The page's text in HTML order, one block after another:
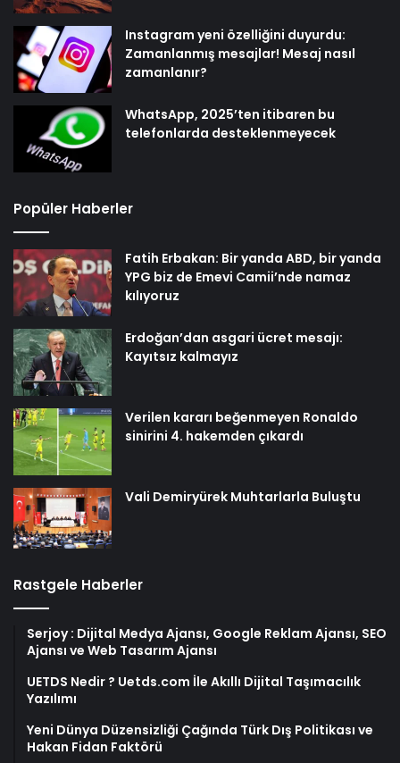
Instagram yeni özelliğini duyurdu:
Zamanlanmış mesajlar! Mesaj nasıl
zamanlanır?
WhatsApp, 2025’ten itibaren bu
telefonlarda desteklenmeyecek
Popüler Haberler
Fatih Erbakan: Bir yanda ABD, bir yanda
YPG biz de Emevi Camii’nde namaz
kılıyoruz
Erdoğan’dan asgari ücret mesajı:
Kayıtsız kalmayız
Verilen kararı beğenmeyen Ronaldo
sinirini 4. hakemden çıkardı
Vali Demiryürek Muhtarlarla Buluştu
Rastgele Haberler
Serjoy : Dijital Medya Ajansı, Google Reklam Ajansı, SEO
Ajansı ve Web Tasarım Ajansı
UETDS Nedir ? Uetds.com İle Akıllı Dijital Taşımacılık
Yazılımı
Yeni Dünya Düzensizliği Çağında Türk Dış Politikası ve
Hakan Fidan Faktörü